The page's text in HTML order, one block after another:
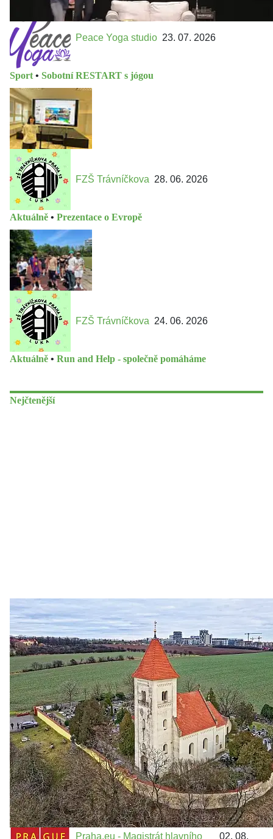
Peace Yoga studio 23. 07. 2026
Sport • Sobotní RESTART s jógou
FZŠ Trávníčkova 28. 06. 2026
Aktuálně • Prezentace o Evropě
FZŠ Trávníčkova 24. 06. 2026
Aktuálně • Run and Help - společně pomáháme
Nejčtenější
Zastanem se 03. 08. 2026
Politika • Volební seriál #02: Nová výstavba v jihozápadním
městě
Jakými nástroji navrhujete vstupovat z pozice ÚMČ Praha
13 do procesů developerské výstavby např. v lokalitě
Třebonice a Chaby, kterou umožňuje nově schválený
Metropolitn...
Praha.eu - Magistrát hlavního
02. 08.